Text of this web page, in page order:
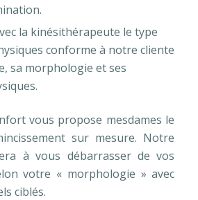
la kinésithérapeute le type
conforme à notre cliente
sa morphologie et ses
vous propose mesdames le
sur mesure. Notre
à vous débarrasser de vos
votre « morphologie » avec
ciblés.